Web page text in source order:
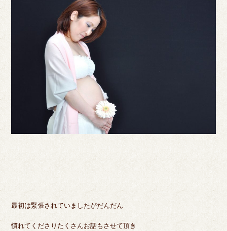
最初は緊張されていましたがだんだん
慣れてくださりたくさんお話もさせて頂き